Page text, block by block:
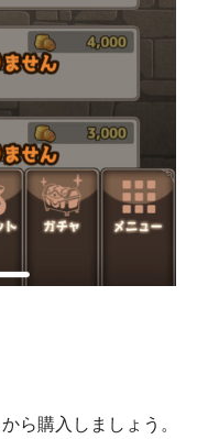
ら購入しましょう。